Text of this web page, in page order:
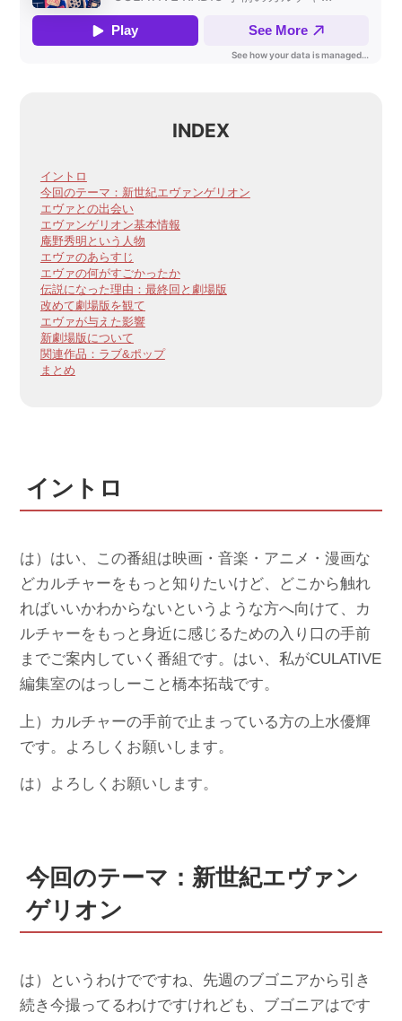
INDEX
イントロ
今回のテーマ：新世紀エヴァンゲリオン
エヴァとの出会い
エヴァンゲリオン基本情報
庵野秀明という人物
エヴァのあらすじ
エヴァの何がすごかったか
伝説になった理由：最終回と劇場版
改めて劇場版を観て
エヴァが与えた影響
新劇場版について
関連作品：ラブ&ポップ
まとめ
イントロ
は）はい、この番組は映画・音楽・アニメ・漫画な
どカルチャーをもっと知りたいけど、どこから触れ
ればいいかわからないというような方へ向けて、カ
ルチャーをもっと身近に感じるための入り口の手前
までご案内していく番組です。はい、私がCULATIVE
編集室のはっしーこと橋本拓哉です。
上）カルチャーの手前で止まっている方の上水優輝
です。よろしくお願いします。
は）よろしくお願いします。
今回のテーマ：新世紀エヴァン
ゲリオン
は）というわけでですね、先週のブゴニアから引き
続き今撮ってるわけですけれども、ブゴニアはです